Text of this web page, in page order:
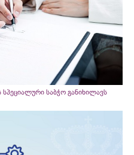
საბჭო განიხილავს